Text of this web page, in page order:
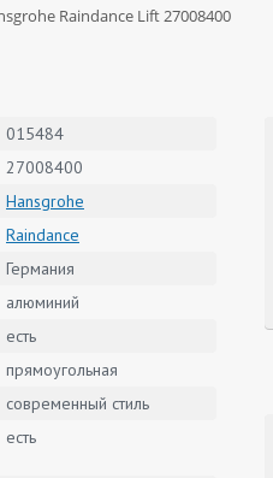
Raindance Lift 27008400
015484
27008400
Hansgrohe
Raindance
Германия
алюминий
есть
прямоугольная
современный стиль
есть